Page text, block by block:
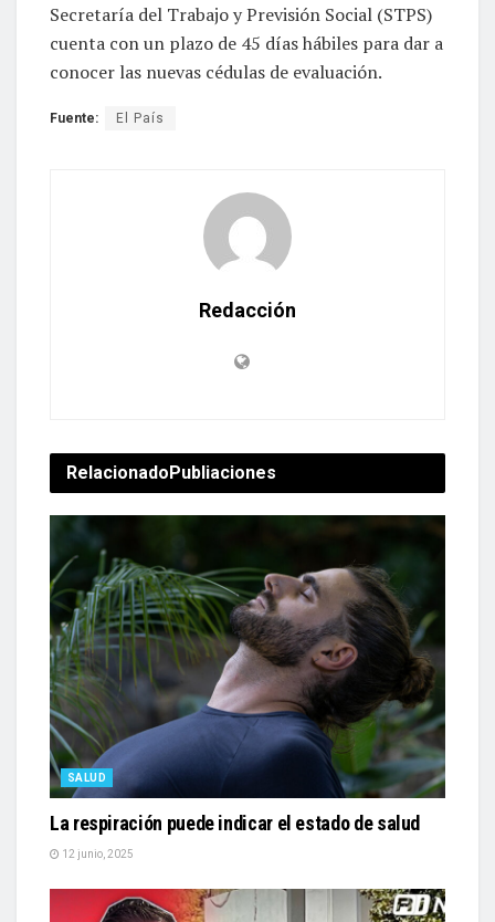
Secretaría del Trabajo y Previsión Social (STPS)
cuenta con un plazo de 45 días hábiles para dar a
conocer las nuevas cédulas de evaluación.
Fuente: El País
Redacción
RelacionadoPubliaciones
SALUD
La respiración puede indicar el estado de salud
12 junio, 2025